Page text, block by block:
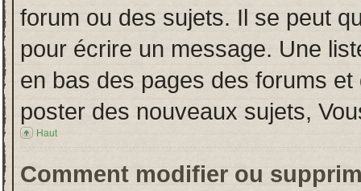
forum ou des sujets. Il se peut
pour écrire un message. Une
en bas des pages des forums
poster des nouveaux sujets,
Haut
Comment modifier ou